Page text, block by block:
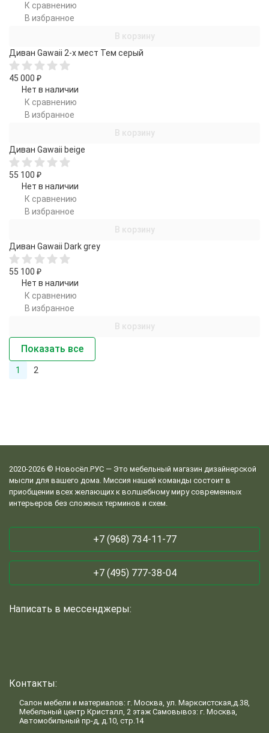
К сравнению
В избранное
В корзину
Диван Gawaii 2-х мест Тем серый
45 000 ₽
Нет в наличии
К сравнению
В избранное
В корзину
Диван Gawaii beige
55 100 ₽
Нет в наличии
К сравнению
В избранное
В корзину
Диван Gawaii Dark grey
55 100 ₽
Нет в наличии
К сравнению
В избранное
В корзину
Показать все
1 2
2020-2026 © Новосёл.РУС — Это мебельный магазин дизайнерской
мысли для вашего дома. Миссия нашей команды состоит в
приобщении всех желающих к волшебному миру современных
интерьеров без сложных терминов и схем.
+7 (968) 734-11-77
+7 (495) 777-38-04
Написать в мессенджеры:
Контакты:
Салон мебели и материалов: г. Москва, ул. Марксистская,д.38,
Мебельный центр Кристалл, 2 этаж Самовывоз: г. Москва,
Автомобильный пр-д, д.10, стр.14